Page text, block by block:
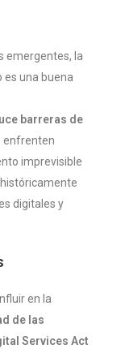
emergentes, la
es una buena
barreras de
enfrenten
imprevisible
digitales y
en la
de las
Services Act